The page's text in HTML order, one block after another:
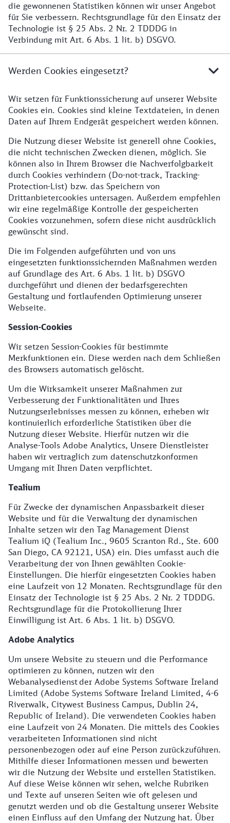
die gewonnenen Statistiken können wir unser Angebot
für Sie verbessern. Rechtsgrundlage für den Einsatz der
Technologie ist § 25 Abs. 2 Nr. 2 TDDDG in
Verbindung mit Art. 6 Abs. 1 lit. b) DSGVO.
Werden Cookies eingesetzt?
Wir setzen für Funktionssicherung auf unserer Website
Cookies ein. Cookies sind kleine Textdateien, in denen
Daten auf Ihrem Endgerät gespeichert werden können.
Die Nutzung dieser Website ist generell ohne Cookies,
die nicht technischen Zwecken dienen, möglich. Sie
können also in Ihrem Browser die Nachverfolgbarkeit
durch Cookies verhindern (Do-not-track, Tracking-
Protection-List) bzw. das Speichern von
Drittanbietercookies untersagen. Außerdem empfehlen
wir eine regelmäßige Kontrolle der gespeicherten
Cookies vorzunehmen, sofern diese nicht ausdrücklich
gewünscht sind.
Die im Folgenden aufgeführten und von uns
eingesetzten funktionssichernden Maßnahmen werden
auf Grundlage des Art. 6 Abs. 1 lit. b) DSGVO
durchgeführt und dienen der bedarfsgerechten
Gestaltung und fortlaufenden Optimierung unserer
Webseite.
Session-Cookies
Wir setzen Session-Cookies für bestimmte
Merkfunktionen ein. Diese werden nach dem Schließen
des Browsers automatisch gelöscht.
Um die Wirksamkeit unserer Maßnahmen zur
Verbesserung der Funktionalitäten und Ihres
Nutzungserlebnisses messen zu können, erheben wir
kontinuierlich erforderliche Statistiken über die
Nutzung dieser Website. Hierfür nutzen wir die
Analyse-Tools Adobe Analytics, Unsere Dienstleister
haben wir vertraglich zum datenschutzkonformen
Umgang mit Ihren Daten verpflichtet.
Tealium
Für Zwecke der dynamischen Anpassbarkeit dieser
Website und für die Verwaltung der dynamischen
Inhalte setzen wir den Tag Management Dienst
Tealium iQ (Tealium Inc., 9605 Scranton Rd., Ste. 600
San Diego, CA 92121, USA) ein. Dies umfasst auch die
Verarbeitung der von Ihnen gewählten Cookie-
Einstellungen. Die hierfür eingesetzten Cookies haben
eine Laufzeit von 12 Monaten. Rechtsgrundlage für den
Einsatz der Technologie ist § 25 Abs. 2 Nr. 2 TDDDG.
Rechtsgrundlage für die Protokollierung Ihrer
Einwilligung ist Art. 6 Abs. 1 lit. b) DSGVO.
Adobe Analytics
Um unsere Website zu steuern und die Performance
optimieren zu können, nutzen wir den
Webanalysedienst der Adobe Systems Software Ireland
Limited (Adobe Systems Software Ireland Limited, 4-6
Riverwalk, Citywest Business Campus, Dublin 24,
Republic of Ireland). Die verwendeten Cookies haben
eine Laufzeit von 24 Monaten. Die mittels des Cookies
verarbeiteten Informationen sind nicht
personenbezogen oder auf eine Person zurückzuführen.
Mithilfe dieser Informationen messen und bewerten
wir die Nutzung der Website und erstellen Statistiken.
Auf diese Weise können wir sehen, welche Rubriken
und Texte auf unseren Seiten wie oft gelesen und
genutzt werden und ob die Gestaltung unserer Website
einen Einfluss auf den Umfang der Nutzung hat. Über